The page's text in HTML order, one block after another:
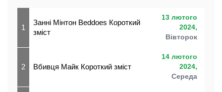
1
Занні Мінтон Beddoes Короткий
зміст
13 лютого
2024,
Вівторок
2 Вбивця Майк Короткий зміст
14 лютого
2024,
Середа